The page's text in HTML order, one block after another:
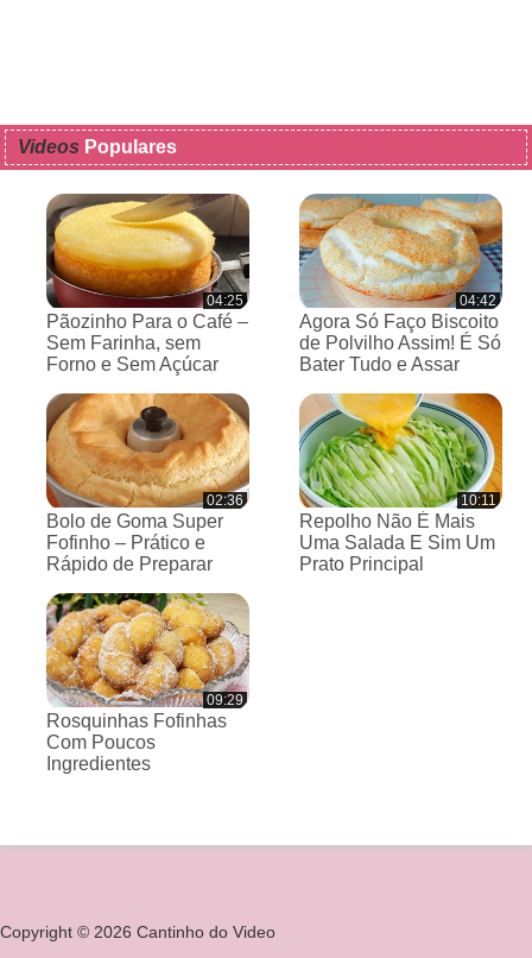
Videos Populares
04:25
Pãozinho Para o Café –
Sem Farinha, sem
Forno e Sem Açúcar
04:42
Agora Só Faço Biscoito
de Polvilho Assim! É Só
Bater Tudo e Assar
02:36
Bolo de Goma Super
Fofinho – Prático e
Rápido de Preparar
10:11
Repolho Não É Mais
Uma Salada E Sim Um
Prato Principal
09:29
Rosquinhas Fofinhas
Com Poucos
Ingredientes
Copyright © 2026 Cantinho do Video